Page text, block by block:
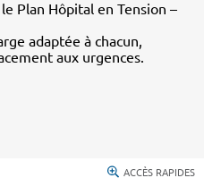
Plan Hôpital en Tension –
adaptée à chacun,
aux urgences.
ACCÈS RAPIDES